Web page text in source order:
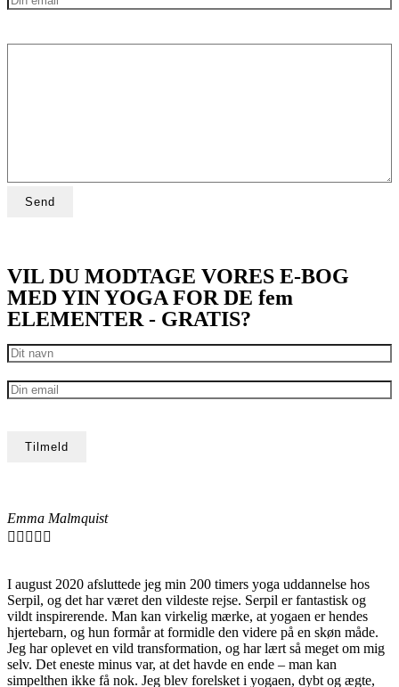
VIL DU MODTAGE VORES E-BOG
MED YIN YOGA FOR DE fem
ELEMENTER - GRATIS?
Emma Malmquist
    
I august 2020 afsluttede jeg min 200 timers yoga uddannelse hos
Serpil, og det har været den vildeste rejse. Serpil er fantastisk og
vildt inspirerende. Man kan virkelig mærke, at yogaen er hendes
hjertebarn, og hun formår at formidle den videre på en skøn måde.
Jeg har oplevet en vild transformation, og har lært så meget om mig
selv. Det eneste minus var, at det havde en ende – man kan
simpelthen ikke få nok. Jeg blev forelsket i yogaen, dybt og ægte,